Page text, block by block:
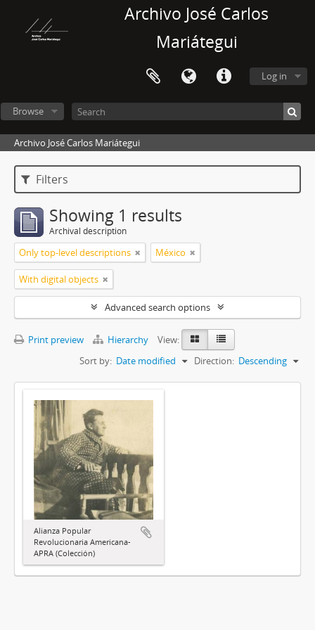
Archivo José Carlos
Mariátegui
Log in
Browse
Archivo José Carlos Mariátegui
Filters
Showing 1 results
Archival description
Only top-level descriptions México
With digital objects
Advanced search options
Print preview Hierarchy
View:
Sort by: Date modified Direction: Descending
Alianza Popular
Revolucionaria Americana-
APRA (Colección)